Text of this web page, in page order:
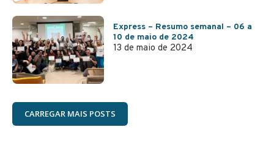
Express – Resumo semanal – 06 a
10 de maio de 2024
13 de maio de 2024
CARREGAR MAIS POSTS